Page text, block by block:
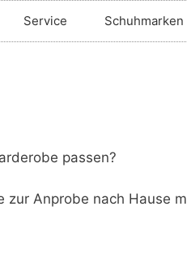
Service Schuhmarken
passen?
Anprobe nach Hause